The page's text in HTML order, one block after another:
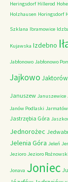
Heringsdorf Hillerod
Holzhausen Horingsdorf
Szklana Ibramowice
Kujawska Izdebno
Jabłonowo Jabłonowo
Jajkowo Jaktorów
Januszew Januszewice
Janów Podlaski Jarmatów
Jastrzębia Góra
Jednorożec
Jelenia Góra Jeleń
Jezioro Jezioro
Jonava Joniec